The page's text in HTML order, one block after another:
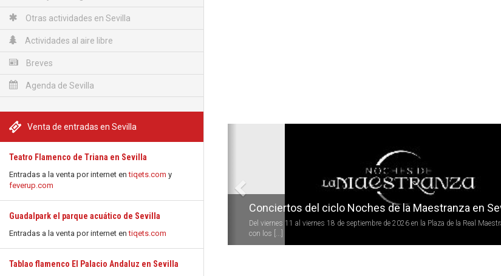
Otras actividades en Sevilla
Actividades al aire libre
Breves
Agenda de Sevilla
Venta de entradas en Sevilla
Teatro Flamenco de Triana en Sevilla
Entradas a la venta por internet entiqets.com y
feverup.com
Guadalpark el parque acuático de Sevilla
Entradas a la venta por internet entiqets.com
Tablao flamenco El Palacio Andaluz en Sevilla
Conciertos del ciclo Noches de la Maestranza en
Del viernes 11 al viernes 18 de septiembre de 2026 en la Plaza de la Real
con los [...]